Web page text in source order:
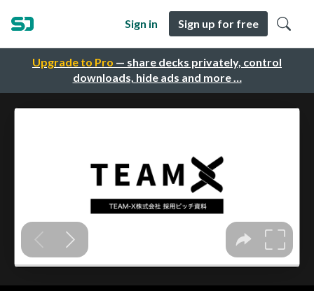
Upgrade to Pro — share decks privately, control
downloads, hide ads and more …
Sign in Sign up for free